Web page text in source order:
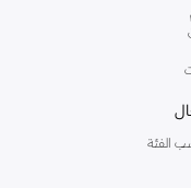
دوروثي بيركنز اون لاين او
لاين. خدمة التوصيل السريعة
مع نمشي.
الفئة